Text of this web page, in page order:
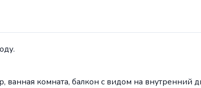
комната, балкон с видом на внутренний